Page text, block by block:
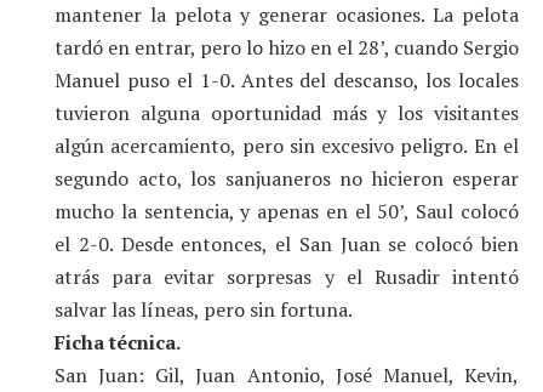
mantener la pelota y generar ocasiones. La pelota
tardó en entrar, pero lo hizo en el 28’, cuando Sergio
Manuel puso el 1-0. Antes del descanso, los locales
tuvieron alguna oportunidad más y los visitantes
algún acercamiento, pero sin excesivo peligro. En el
segundo acto, los sanjuaneros no hicieron esperar
mucho la sentencia, y apenas en el 50’, Saul colocó
el 2-0. Desde entonces, el San Juan se colocó bien
atrás para evitar sorpresas y el Rusadir intentó
salvar las líneas, pero sin fortuna.
Ficha técnica.
San Juan: Gil, Juan Antonio, José Manuel, Kevin,